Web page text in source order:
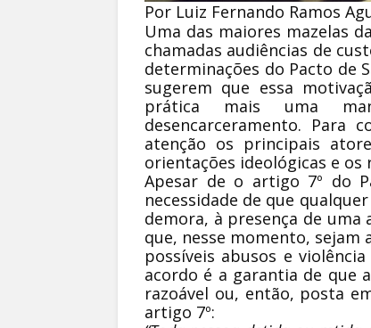
Por Luiz Fernando Ramos
Uma das maiores mazelas
chamadas audiências de
determinações do Pacto de
sugerem que essa
prática mais uma
desencarceramento. Para
atenção os principais
orientações ideológicas e
Apesar de o artigo 7º do
necessidade de que
demora, à presença de
que, nesse momento, sejam
possíveis abusos e
acordo é a garantia de que
razoável ou, então, posta
artigo 7º: